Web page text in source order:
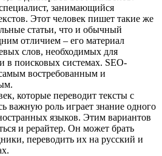
занимающийся
Этот человек пишет такие же
статьи, что и обычный
отличием – его материал
слов, необходимых для
в поисковых системах. SEO-
востребованным и
которые переводит тексты с
важную роль играет знание одного
языков. Этим вариантов
и рерайтер. Он может брать
переводить их на русский и